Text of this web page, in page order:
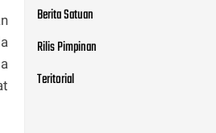
Berita Satuan
Rilis Pimpinan
Teritorial